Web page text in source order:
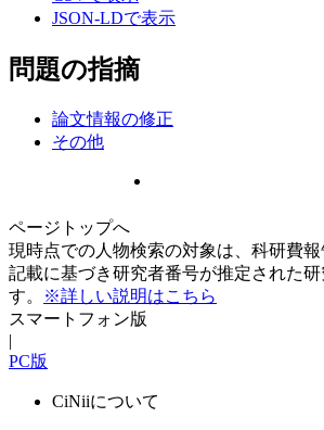
JSON-LDで表示
問題の指摘
論文情報の修正
その他
ページトップへ
現時点での人物検索の対象は、科研費報
記載に基づき研究者番号が推定された
す。
※詳しい説明はこちら
スマートフォン版
|
PC版
CiNiiについて